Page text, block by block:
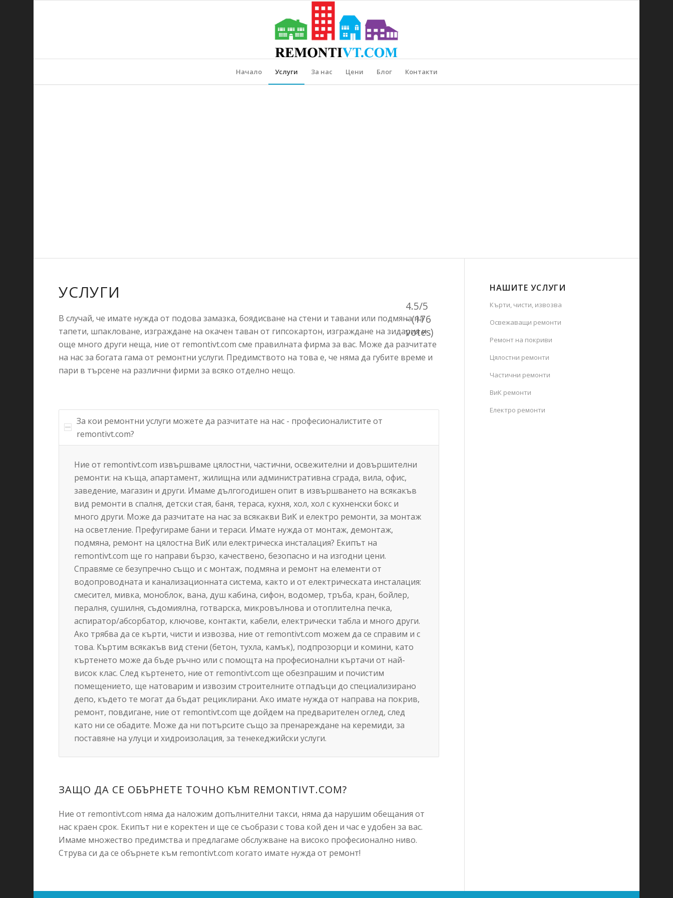
Начало Услуги За нас Цени Блог Контакти
УСЛУГИ
В случай, че имате нужда от подова замазка, боядисване на стени и тавани или подмяна на
тапети, шпакловане, изграждане на окачен таван от гипсокартон, изграждане на зидария и
още много други неща, ние от remontivt.com сме правилната фирма за вас. Може да разчитате
на нас за богата гама от ремонтни услуги. Предимството на това е, че няма да губите време и
пари в търсене на различни фирми за всяко отделно нещо.
За кои ремонтни услуги можете да разчитате на нас - професионалистите от
remontivt.com?
Ние от remontivt.com извършваме цялостни, частични, освежителни и довършителни
ремонти: на къща, апартамент, жилищна или административна сграда, вила, офис,
заведение, магазин и други. Имаме дългогодишен опит в извършването на всякакъв
вид ремонти в спалня, детски стая, баня, тераса, кухня, хол, хол с кухненски бокс и
много други. Може да разчитате на нас за всякакви ВиК и електро ремонти, за монтаж
на осветление. Префугираме бани и тераси. Имате нужда от монтаж, демонтаж,
подмяна, ремонт на цялостна ВиК или електрическа инсталация? Екипът на
remontivt.com ще го направи бързо, качествено, безопасно и на изгодни цени.
Справяме се безупречно също и с монтаж, подмяна и ремонт на елементи от
водопроводната и канализационната система, както и от електрическата инсталация:
смесител, мивка, моноблок, вана, душ кабина, сифон, водомер, тръба, кран, бойлер,
пералня, сушилня, съдомиялна, готварска, микровълнова и отоплителна печка,
аспиратор/абсорбатор, ключове, контакти, кабели, електрически табла и много други.
Ако трябва да се кърти, чисти и извозва, ние от remontivt.com можем да се справим и с
това. Къртим всякакъв вид стени (бетон, тухла, камък), подпрозорци и комини, като
къртенето може да бъде ръчно или с помощта на професионални къртачи от най-
висок клас. След къртенето, ние от remontivt.com ще обезпрашим и почистим
помещението, ще натоварим и извозим строителните отпадъци до специализирано
депо, където те могат да бъдат рециклирани. Ако имате нужда от направа на покрив,
ремонт, повдигане, ние от remontivt.com ще дойдем на предварителен оглед, след
като ни се обадите. Може да ни потърсите също за пренареждане на керемиди, за
поставяне на улуци и хидроизолация, за тенекеджийски услуги.
ЗАЩО ДА СЕ ОБЪРНЕТЕ ТОЧНО КЪМ REMONTIVT.COM?
Ние от remontivt.com няма да наложим допълнителни такси, няма да нарушим обещания от
нас краен срок. Екипът ни е коректен и ще се съобрази с това кой ден и час е удобен за вас.
Имаме множество предимства и предлагаме обслужване на високо професионално ниво.
Струва си да се обърнете към remontivt.com когато имате нужда от ремонт!
4.5/5
- (176
votes)
НАШИТЕ УСЛУГИ
Кърти, чисти, извозва
Освежаващи ремонти
Ремонт на покриви
Цялостни ремонти
Частични ремонти
ВиК ремонти
Електро ремонти